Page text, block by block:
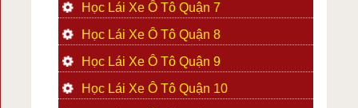
Học Lái Xe Ô Tô Quận 7
Học Lái Xe Ô Tô Quận 8
Học Lái Xe Ô Tô Quận 9
Học Lái Xe Ô Tô Quận 10